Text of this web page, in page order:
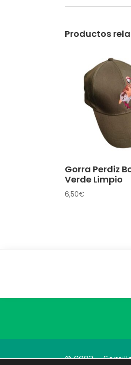
Productos
Gorra Perdiz
Verde Limpio
6,50€
© 2023 –